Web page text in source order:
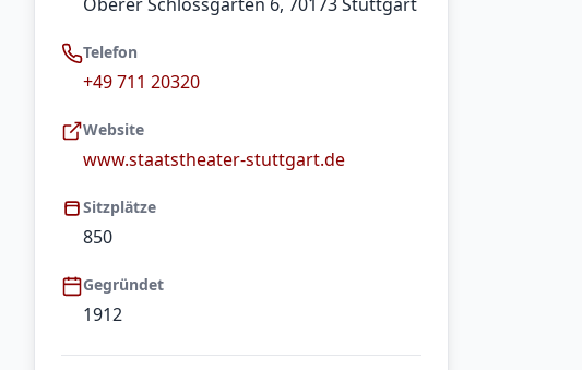
Telefon
+49 711 20320
Website
www.staatstheater-stuttgart.de
Sitzplätze
850
Gegründet
1912